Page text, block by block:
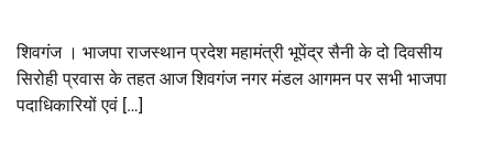
शिवगंज । भाजपा राजस्थान प्रदेश महामंत्री भूपेंद्र सैनी के दो दिवसीय
सिरोही प्रवास के तहत आज शिवगंज नगर मंडल आगमन पर सभी भाजपा
पदाधिकारियों एवं […]